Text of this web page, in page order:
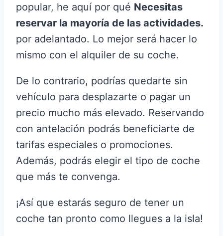
popular, he aquí por qué Necesitas
reservar la mayoría de las actividades.
por adelantado. Lo mejor será hacer lo
mismo con el alquiler de su coche.
De lo contrario, podrías quedarte sin
vehículo para desplazarte o pagar un
precio mucho más elevado. Reservando
con antelación podrás beneficiarte de
tarifas especiales o promociones.
Además, podrás elegir el tipo de coche
que más te convenga.
¡Así que estarás seguro de tener un
coche tan pronto como llegues a la isla!